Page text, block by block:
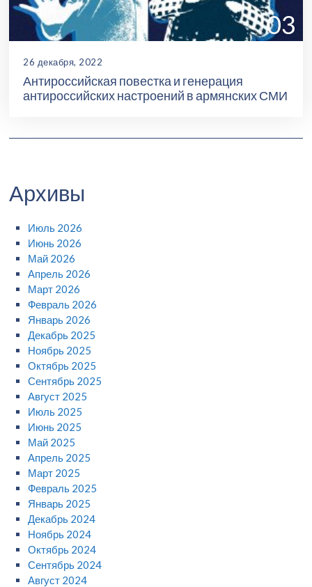
03
26 декабря, 2022
Антироссийская повестка и генерация
антироссийских настроений в армянских СМИ
Архивы
Июль 2026
Июнь 2026
Май 2026
Апрель 2026
Март 2026
Февраль 2026
Январь 2026
Декабрь 2025
Ноябрь 2025
Октябрь 2025
Сентябрь 2025
Август 2025
Июль 2025
Июнь 2025
Май 2025
Апрель 2025
Март 2025
Февраль 2025
Январь 2025
Декабрь 2024
Ноябрь 2024
Октябрь 2024
Сентябрь 2024
Август 2024